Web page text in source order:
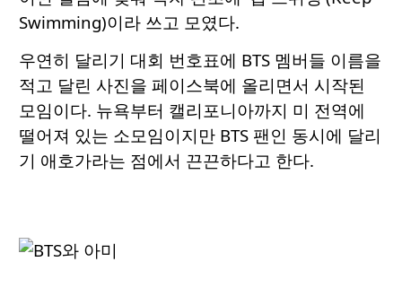
Swimming)이라 쓰고 모였다.
우연히 달리기 대회 번호표에 BTS 멤버들 이름을
적고 달린 사진을 페이스북에 올리면서 시작된
모임이다. 뉴욕부터 캘리포니아까지 미 전역에
떨어져 있는 소모임이지만 BTS 팬인 동시에 달리
기 애호가라는 점에서 끈끈하다고 한다.